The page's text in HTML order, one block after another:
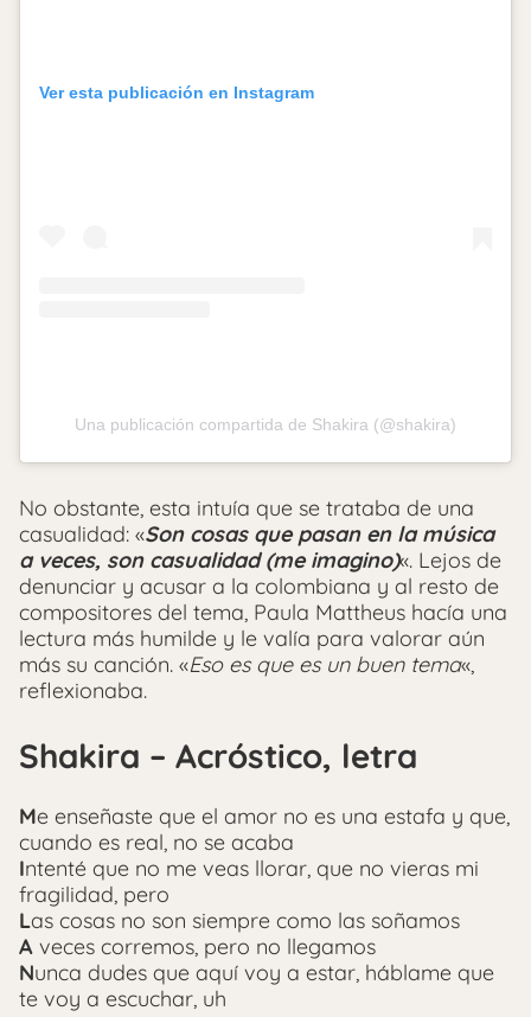
Ver esta publicación en Instagram
Una publicación compartida de Shakira (@shakira)
No obstante, esta intuía que se trataba de una
casualidad: «Son cosas que pasan en la música
a veces, son casualidad (me imagino)«. Lejos de
denunciar y acusar a la colombiana y al resto de
compositores del tema, Paula Mattheus hacía una
lectura más humilde y le valía para valorar aún
más su canción. «Eso es que es un buen tema«,
reflexionaba.
Shakira – Acróstico, letra
Me enseñaste que el amor no es una estafa y que,
cuando es real, no se acaba
Intenté que no me veas llorar, que no vieras mi
fragilidad, pero
Las cosas no son siempre como las soñamos
A veces corremos, pero no llegamos
Nunca dudes que aquí voy a estar, háblame que
te voy a escuchar, uh